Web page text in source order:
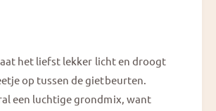
het liefst lekker licht en droogt
op tussen de gietbeurten.
een luchtige grondmix, want